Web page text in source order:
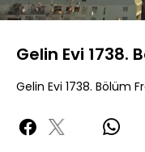
Sesi
Aç
Gelin Evi 1738.
Gelin Evi 1738. Bölüm